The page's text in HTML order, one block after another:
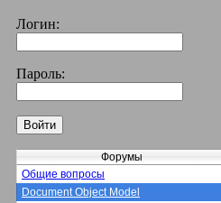
Логин:
Пароль:
Форумы
Общие вопросы
Document Object Model